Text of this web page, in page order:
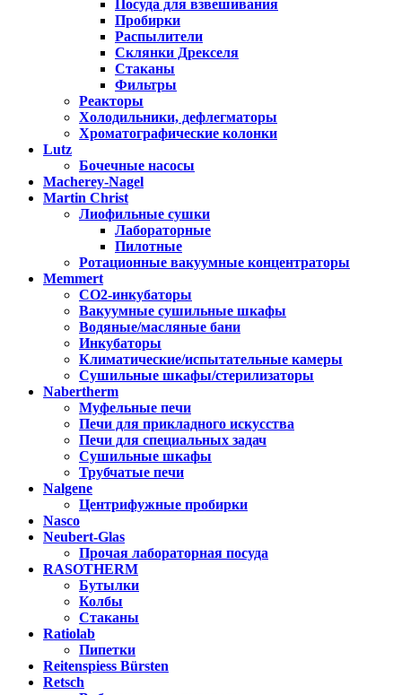
Посуда для взвешивания
Пробирки
Распылители
Склянки Дрекселя
Стаканы
Фильтры
Реакторы
Холодильники, дефлегматоры
Хроматографические колонки
Lutz
Бочечные насосы
Macherey-Nagel
Martin Christ
Лиофильные сушки
Лабораторные
Пилотные
Ротационные вакуумные концентраторы
Memmert
CO2-инкубаторы
Вакуумные сушильные шкафы
Водяные/масляные бани
Инкубаторы
Климатические/испытательные камеры
Сушильные шкафы/стерилизаторы
Nabertherm
Муфельные печи
Печи для прикладного искусства
Печи для специальных задач
Сушильные шкафы
Трубчатые печи
Nalgene
Центрифужные пробирки
Nasco
Neubert-Glas
Прочая лабораторная посуда
RASOTHERM
Бутылки
Колбы
Стаканы
Ratiolab
Пипетки
Reitenspiess Bürsten
Retsch